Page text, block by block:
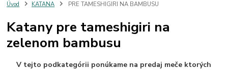
Úvod KATANA PRE TAMESHIGIRI NA BAMBUSU
Katany pre tameshigiri na
zelenom bambusu
V tejto podkategórii ponúkame na predaj meče ktorých